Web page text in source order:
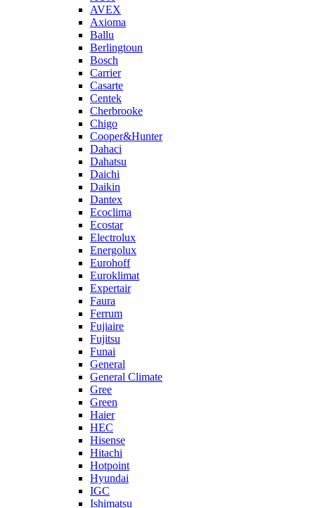
AVEX
Axioma
Ballu
Berlingtoun
Bosch
Carrier
Casarte
Centek
Cherbrooke
Chigo
Cooper&Hunter
Dahaci
Dahatsu
Daichi
Daikin
Dantex
Ecoclima
Ecostar
Electrolux
Energolux
Eurohoff
Euroklimat
Expertair
Faura
Ferrum
Fujiaire
Fujitsu
Funai
General
General Climate
Gree
Green
Haier
HEC
Hisense
Hitachi
Hotpoint
Hyundai
IGC
Ishimatsu